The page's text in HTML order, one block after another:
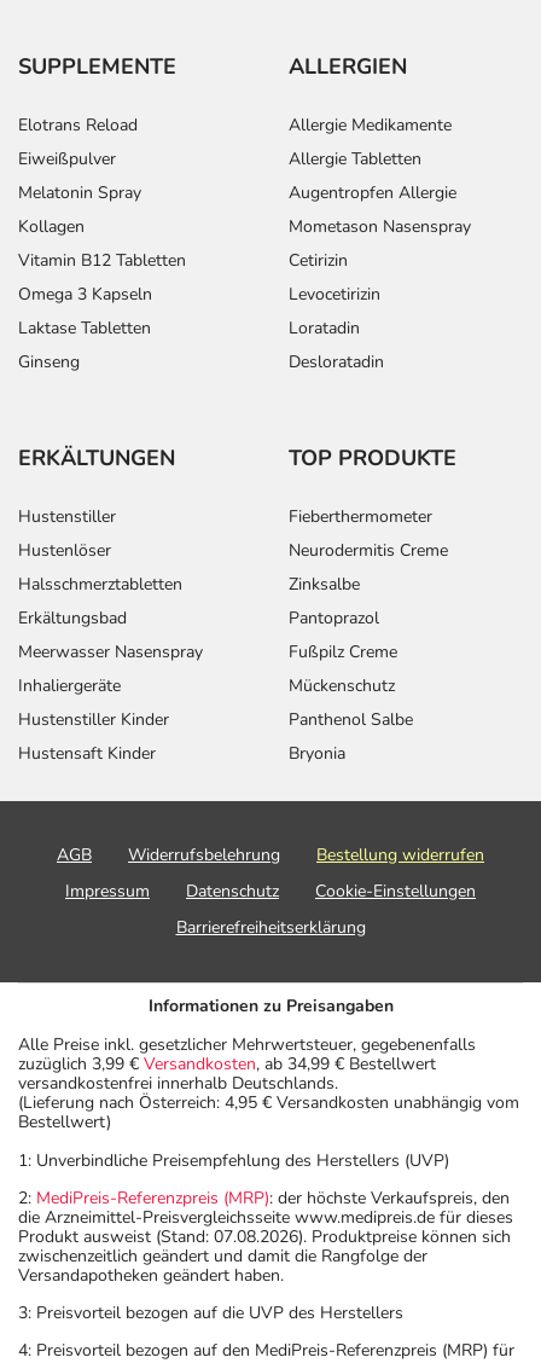
SUPPLEMENTE
Elotrans Reload
Eiweißpulver
Melatonin Spray
Kollagen
Vitamin B12 Tabletten
Omega 3 Kapseln
Laktase Tabletten
Ginseng
ALLERGIEN
Allergie Medikamente
Allergie Tabletten
Augentropfen Allergie
Mometason Nasenspray
Cetirizin
Levocetirizin
Loratadin
Desloratadin
ERKÄLTUNGEN
Hustenstiller
Hustenlöser
Halsschmerztabletten
Erkältungsbad
Meerwasser Nasenspray
Inhaliergeräte
Hustenstiller Kinder
Hustensaft Kinder
TOP PRODUKTE
Fieberthermometer
Neurodermitis Creme
Zinksalbe
Pantoprazol
Fußpilz Creme
Mückenschutz
Panthenol Salbe
Bryonia
AGB Widerrufsbelehrung
Bestellung widerrufen
Impressum
Datenschutz
Cookie-Einstellungen
Barrierefreiheitserklärung
Informationen zu Preisangaben
Alle Preise inkl. gesetzlicher Mehrwertsteuer, gegebenenfalls
zuzüglich 3,99 € Versandkosten, ab 34,99 € Bestellwert
versandkostenfrei innerhalb Deutschlands.
(Lieferung nach Österreich: 4,95 € Versandkosten unabhängig vom
Bestellwert)
1: Unverbindliche Preisempfehlung des Herstellers (UVP)
2: MediPreis-Referenzpreis (MRP): der höchste Verkaufspreis, den
die Arzneimittel-Preisvergleichsseite www.medipreis.de für dieses
Produkt ausweist (Stand: 07.08.2026). Produktpreise können sich
zwischenzeitlich geändert und damit die Rangfolge der
Versandapotheken geändert haben.
3: Preisvorteil bezogen auf die UVP des Herstellers
4: Preisvorteil bezogen auf den MediPreis-Referenzpreis (MRP) für